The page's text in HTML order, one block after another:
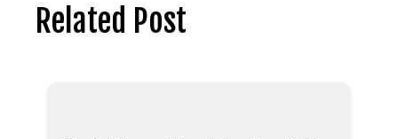
Related Post